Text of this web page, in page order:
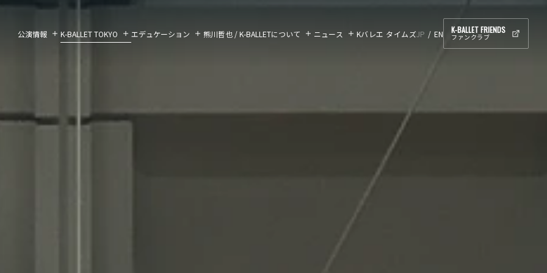
公演情報 K-BALLET TOKYO エデュケーション 熊川哲也 / K-BALLETについて ニュース Kバレエ タイムズJP EN K-BALLET FRIENDS
ファンクラブ